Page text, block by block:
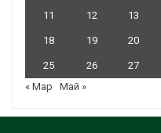
11 12 13
18 19 20
25 26 27
« Мар
Май »